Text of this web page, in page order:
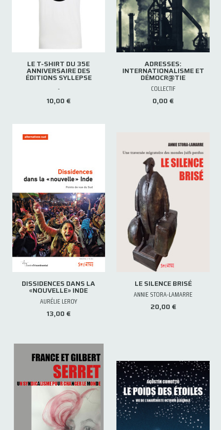
LE T-SHIRT DU 35E
ANNIVERSAIRE DES
ÉDITIONS SYLLEPSE
-
10,00 €
ADRESSES:
INTERNATIONALISME ET
DÉMOCR@TIE
COLLECTIF
0,00 €
DISSIDENCES DANS LA
«NOUVELLE» INDE
AURÉLIE LEROY
13,00 €
LE SILENCE BRISÉ
ANNIE STORA-LAMARRE
20,00 €